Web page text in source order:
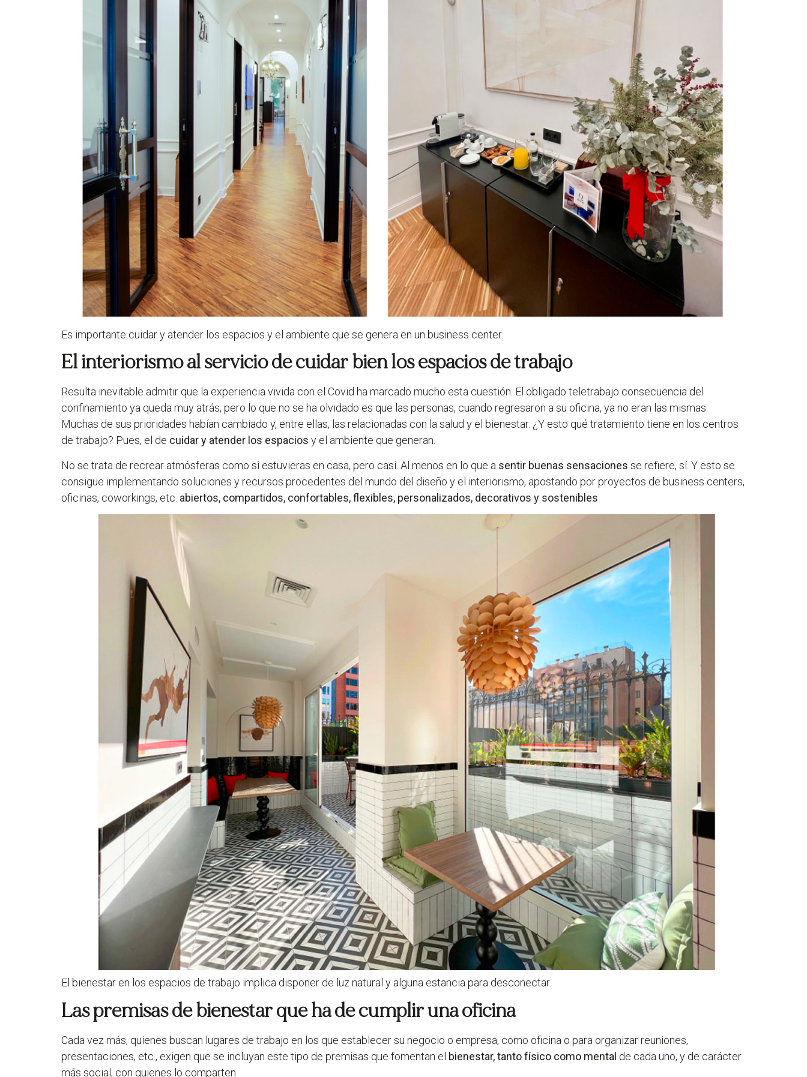
Es importante cuidar y atender los espacios y el ambiente que se genera en un business center.
El interiorismo al servicio de cuidar bien los espacios de trabajo
Resulta inevitable admitir que la experiencia vivida con el Covid ha marcado mucho esta cuestión. El obligado teletrabajo consecuencia del
confinamiento ya queda muy atrás, pero lo que no se ha olvidado es que las personas, cuando regresaron a su oficina, ya no eran las mismas.
Muchas de sus prioridades habían cambiado y, entre ellas, las relacionadas con la salud y el bienestar. ¿Y esto qué tratamiento tiene en los centros
de trabajo? Pues, el de cuidar y atender los espacios y el ambiente que generan.
No se trata de recrear atmósferas como si estuvieras en casa, pero casi. Al menos en lo que a sentir buenas sensaciones se refiere, sí. Y esto se
consigue implementando soluciones y recursos procedentes del mundo del diseño y el interiorismo, apostando por proyectos de business centers,
oficinas, coworkings, etc. abiertos, compartidos, confortables, flexibles, personalizados, decorativos y sostenibles
El bienestar en los espacios de trabajo implica disponer de luz natural y alguna estancia para desconectar.
Las premisas de bienestar que ha de cumplir una oficina
Cada vez más, quienes buscan lugares de trabajo en los que establecer su negocio o empresa, como oficina o para organizar reuniones,
presentaciones, etc., exigen que se incluyan este tipo de premisas que fomentan el bienestar, tanto físico como mental de cada uno, y de carácter
más social, con quienes lo comparten.